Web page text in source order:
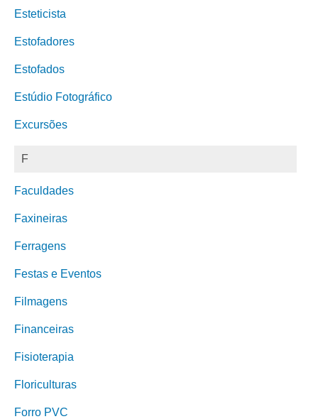
Esteticista
Estofadores
Estofados
Estúdio Fotográfico
Excursões
F
Faculdades
Faxineiras
Ferragens
Festas e Eventos
Filmagens
Financeiras
Fisioterapia
Floriculturas
Forro PVC